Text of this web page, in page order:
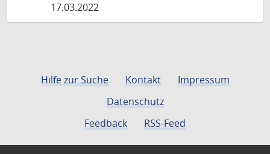
17.03.2022
Hilfe zur Suche Kontakt
Impressum
Datenschutz
Feedback
RSS-Feed